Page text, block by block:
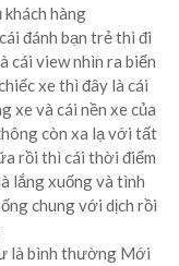
khách hàng
đánh bạn trẻ thì đi
cái view nhìn ra biển
xe thì đây là cái
xe và cái nền xe của
còn xa lạ với tất
rồi thì cái thời điểm
lắng xuống và tình
chung với dịch rồi
là bình thường Mới